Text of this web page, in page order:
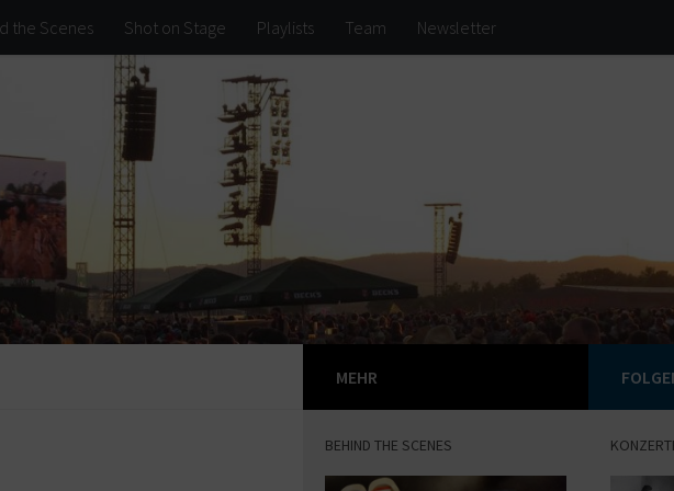
the Scenes Shot on Stage Playlists Team Newsletter
MEHR
BEHIND THE SCENES